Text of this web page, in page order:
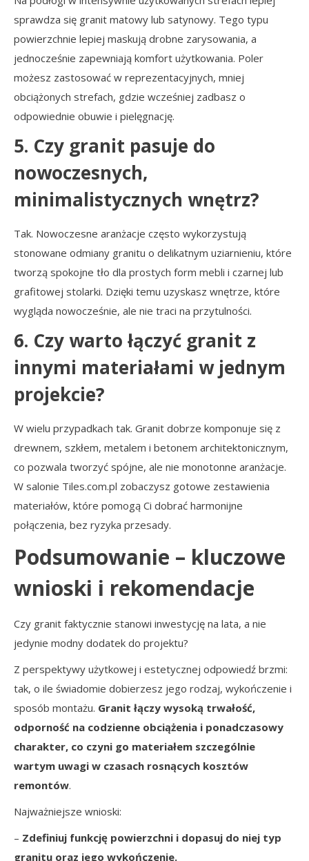
sprawdza się granit matowy lub satynowy. Tego typu
powierzchnie lepiej maskują drobne zarysowania, a
jednocześnie zapewniają komfort użytkowania. Poler
możesz zastosować w reprezentacyjnych, mniej
obciążonych strefach, gdzie wcześniej zadbasz o
odpowiednie obuwie i pielęgnację.
5. Czy granit pasuje do
nowoczesnych,
minimalistycznych wnętrz?
Tak. Nowoczesne aranżacje często wykorzystują
stonowane odmiany granitu o delikatnym uziarnieniu, które
tworzą spokojne tło dla prostych form mebli i czarnej lub
grafitowej stolarki. Dzięki temu uzyskasz wnętrze, które
wygląda nowocześnie, ale nie traci na przytulności.
6. Czy warto łączyć granit z
innymi materiałami w jednym
projekcie?
W wielu przypadkach tak. Granit dobrze komponuje się z
drewnem, szkłem, metalem i betonem architektonicznym,
co pozwala tworzyć spójne, ale nie monotonne aranżacje.
W salonie Tiles.com.pl zobaczysz gotowe zestawienia
materiałów, które pomogą Ci dobrać harmonijne
połączenia, bez ryzyka przesady.
Podsumowanie – kluczowe
wnioski i rekomendacje
Czy granit faktycznie stanowi inwestycję na lata, a nie
jedynie modny dodatek do projektu?
Z perspektywy użytkowej i estetycznej odpowiedź brzmi:
tak, o ile świadomie dobierzesz jego rodzaj, wykończenie i
sposób montażu. Granit łączy wysoką trwałość,
odporność na codzienne obciążenia i ponadczasowy
charakter, co czyni go materiałem szczególnie
wartym uwagi w czasach rosnących kosztów
remontów.
Najważniejsze wnioski:
– Zdefiniuj funkcję powierzchni i dopasuj do niej typ
granitu oraz jego wykończenie.